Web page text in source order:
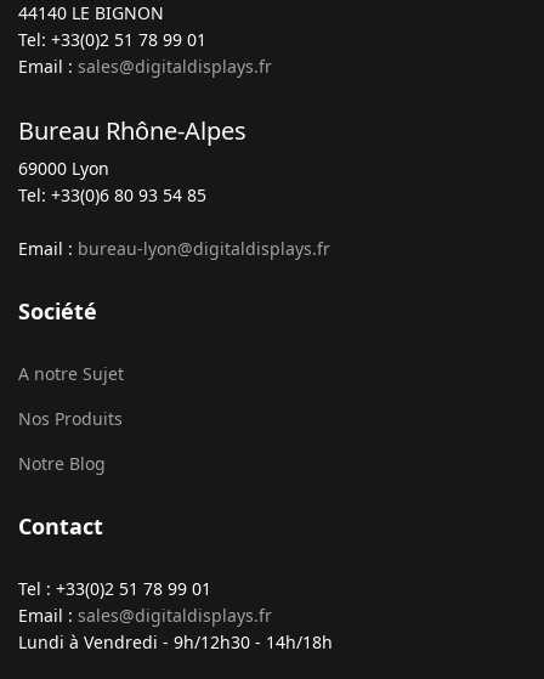
44140 LE BIGNON
Tel: +33(0)2 51 78 99 01
Email : sales@digitaldisplays.fr
Bureau Rhône-Alpes
69000 Lyon
Tel: +33(0)6 80 93 54 85
Email : bureau-lyon@digitaldisplays.fr
Société
A notre Sujet
Nos Produits
Notre Blog
Contact
Tel : +33(0)2 51 78 99 01
Email : sales@digitaldisplays.fr
Lundi à Vendredi - 9h/12h30 - 14h/18h